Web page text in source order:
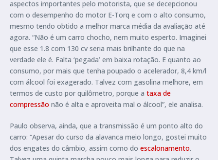
aspectos importantes pelo motorista, que se decepcionou
com o desempenho do motor E-Torq e com o alto consumo,
mesmo tendo obtido a melhor marca média da avaliação até
agora. “Não é um carro chocho, nem muito esperto. Imaginei
que esse 1.8 com 130 cv seria mais brilhante do que na
verdade ele é. Falta ‘pegada’ em baixa rotação. E quanto ao
consumo, por mais que tenha poupado o acelerador, 8,4 km/l
com álcool foi exagerado. Talvez com gasolina melhore, em
termos de custo por quilômetro, porque a taxa de
compressão não é alta e aproveita mal o álcool”, ele analisa.
Paulo observa, ainda, que a transmissão é um ponto alto do
carro: “Apesar do curso da alavanca meio longo, gostei muito
dos engates do câmbio, assim como do escalonamento.